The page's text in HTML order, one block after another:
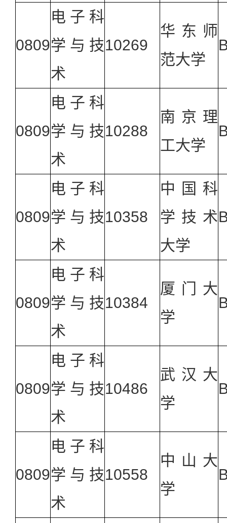
0809
电子科
学与技
术
10269
华东师
范大学
0809
电子科
学与技
术
10288
南京理
工大学
0809
电子科
学与技
术
10358
中国科
学技术
大学
0809
电子科
学与技
术
10384
厦门大
学
0809
电子科
学与技
术
10486
武汉大
学
0809
电子科
学与技
术
10558
中山大
学